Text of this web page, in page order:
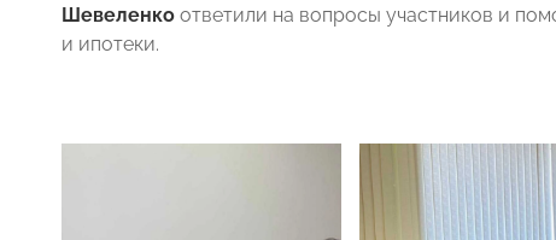
Шевеленко ответили на вопросы участников и
и ипотеки.